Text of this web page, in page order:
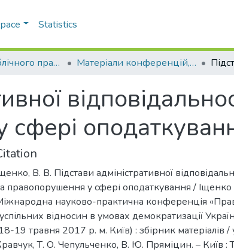
Statistics
Кафедра публічного права (КПП) Матеріали конференцій, семінарів і т.п. (КПП)
В. В. Підстави адміністративної
правопорушення у сфері оподаткування / Іщенко
науково-практична конференція
відносин в умовах демократизації
19 травня 2017 р. м. Київ) : збірник матеріалів /
Т. О. Чепульченко, В. Ю. Пряміцин. – Київ